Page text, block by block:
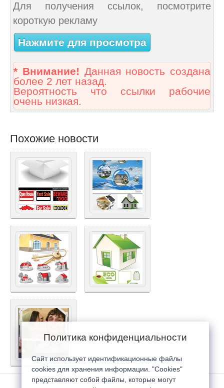
Для получения ссылок, посмотрите
короткую рекламу
Нажмите для просмотра
* Внимание! Данная новость создана
более 2 лет назад.
Вероятность что ссылки рабочие
очень низкая.
Похожие новости
Политика конфиденциальности
Сайт использует идентификационные файлы
cookies для хранения информации. "Cookies"
представляют собой файлы, которые могут